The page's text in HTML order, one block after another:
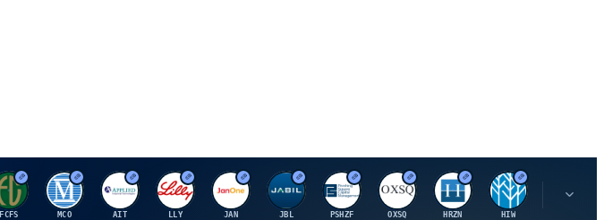
F
FCFS
M
MCO
A
AIT
E
LLY
J
JAN
J
JBL
P
PSHZF
O
OXSQ
H
HRZN
H
HIW
U